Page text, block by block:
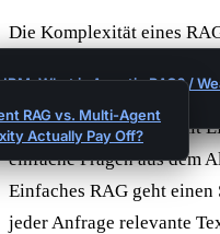
Die Komplexität eines
RAG? / Weaviate, What Is
IBM, What is Agentic RAG? /
sowie praxisnahen
RAG vs. Multi-Agent
Actually Pay Off?
ableiten. Ein Chatbot mit
einfache Fragen aus dem
Einfaches RAG geht
jeder Anfrage relevante